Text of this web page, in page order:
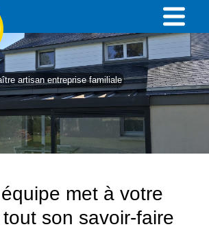
artisan entreprise familiale
met à votre
son savoir-faire